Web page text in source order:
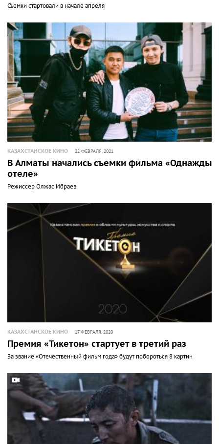
Съемки стартовали в начале апреля
КАЗАХСТАНСКОЕ КИНО 22 ФЕВРАЛЯ, 2021
В Алматы начались съемки фильма «Однажды в
отеле»
Режиссер Олжас Ибраев
КАЗАХСТАНСКОЕ КИНО 17 ФЕВРАЛЯ, 2020
Премия «Тикетон» стартует в третий раз
За звание «Отечественный фильм года» будут побороться 8 картин